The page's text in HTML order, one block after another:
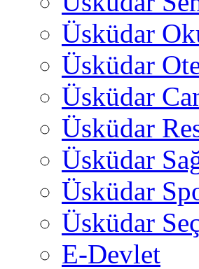
Üsküdar
Üsküdar
Üsküdar
Üsküdar
Üsküdar
Üsküdar
Üsküdar
E-Devlet